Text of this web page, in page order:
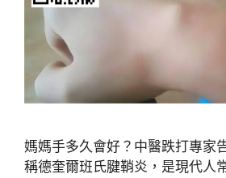
媽媽手多久會好？中醫跌打專家
稱德奎爾班氏腱鞘炎，是現代人